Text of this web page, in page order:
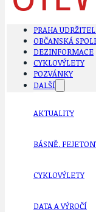
PRAHA
OBČANSKÁ
DEZINFORMACE
CYKLOVÝLETY
POZVÁNKY
DALŠÍ
AKTUALITY
BÁSNĚ.
CYKLOVÝLETY
DATA A VÝROČÍ